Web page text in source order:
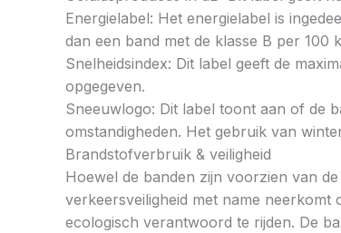
Energielabel: Het energielabel is
dan een band met de klasse B per 100
Snelheidsindex: Dit label geeft de
opgegeven.
Sneeuwlogo: Dit label toont aan of de
omstandigheden. Het gebruik van
Brandstofverbruik & veiligheid
Hoewel de banden zijn voorzien van
verkeersveiligheid met name
ecologisch verantwoord te rijden. De